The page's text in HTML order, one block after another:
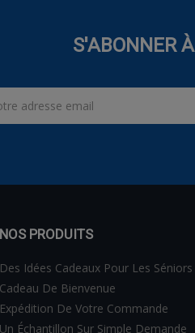
S'ABONNER
NOS PRODUITS
Des Idées Cadeaux Pour Les Séniors
Cadeau De Bienvenue
Expédition De Votre Commande
Un Échantillon Sur Simple Demande